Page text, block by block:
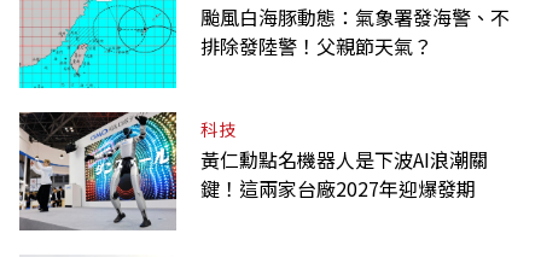
颱風白海豚動態：氣象署發海警、不
排除發陸警！父親節天氣？
科技
黃仁勳點名機器人是下波AI浪潮關
鍵！這兩家台廠2027年迎爆發期